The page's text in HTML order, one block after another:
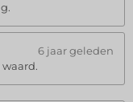
6 jaar geleden